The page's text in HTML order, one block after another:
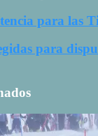
para las
para